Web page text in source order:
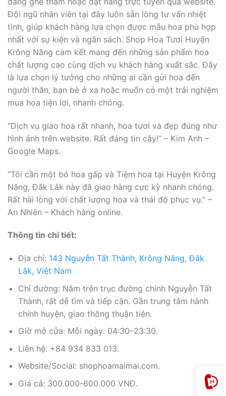
Đội ngũ nhân viên tại đây luôn sẵn lòng tư vấn nhiệt
tình, giúp khách hàng lựa chọn được mẫu hoa phù hợp
nhất với sự kiện và ngân sách. Shop Hoa Tươi Huyện
Krông Năng cam kết mang đến những sản phẩm hoa
chất lượng cao cùng dịch vụ khách hàng xuất sắc. Đây
là lựa chọn lý tưởng cho những ai cần gửi hoa đến
người thân, bạn bè ở xa hoặc muốn có một trải nghiệm
mua hoa tiện lợi, nhanh chóng.
“Dịch vụ giao hoa rất nhanh, hoa tươi và đẹp đúng như
hình ảnh trên website. Rất đáng tin cậy!” – Kim Anh –
Google Maps.
“Tôi cần một bó hoa gấp và Tiệm hoa tại Huyện Krông
Năng, Đắk Lắk này đã giao hàng cực kỳ nhanh chóng.
Rất hài lòng với chất lượng hoa và thái độ phục vụ.” –
An Nhiên – Khách hàng online.
Thông tin chi tiết:
Địa chỉ: 143 Nguyễn Tất Thành, Krông Năng, Đắk
Lắk, Việt Nam
Chỉ đường: Nằm trên trục đường chính Nguyễn Tất
Thành, rất dễ tìm và tiếp cận. Gần trung tâm hành
chính huyện, giao thông thuận tiện.
Giờ mở cửa: Mỗi ngày: 04:30–23:30.
Liên hệ: +84 934 833 013.
Website/Social: shophoamaimai.com.
Giá cả: 300.000-600.000 VNĐ.